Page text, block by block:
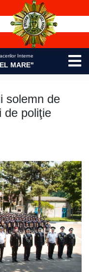
Interne
MARE"
solemn de
de poliţie